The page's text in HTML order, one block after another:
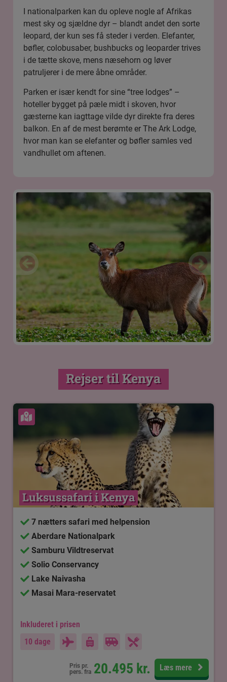
I nationalparken kan du opleve nogle af Afrikas
mest sky og sjældne dyr – blandt andet den sorte
leopard, der kun ses få steder i verden. Elefanter,
bøfler, colobusaber, bushbucks og leoparder trives
i de tætte skove, mens næsehorn og løver
patruljerer i de mere åbne områder.
Parken er især kendt for sine “tree lodges” –
hoteller bygget på pæle midt i skoven, hvor
gæsterne kan iagttage vilde dyr direkte fra deres
balkon. En af de mest berømte er The Ark Lodge,
hvor man kan se elefanter og bøfler samles ved
vandhullet om aftenen.
Rejser til Kenya
Luksussafari i Kenya
7 nætters safari med helpension
Aberdare Nationalpark
Samburu Vildtreservat
Solio Conservancy
Lake Naivasha
Masai Mara-reservatet
Inkluderet i prisen
10 dage
Pris pr.
pers. fra 20.495 kr. Læs mere